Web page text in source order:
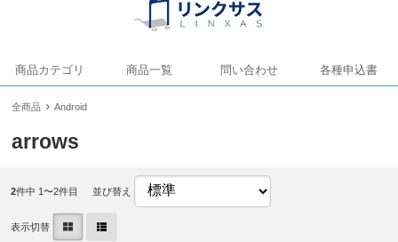
商品カテゴリ 商品一覧 問い合わせ 各種申込書
全商品 Android
arrows
2件中 1〜2件目 並び替え
表示切替